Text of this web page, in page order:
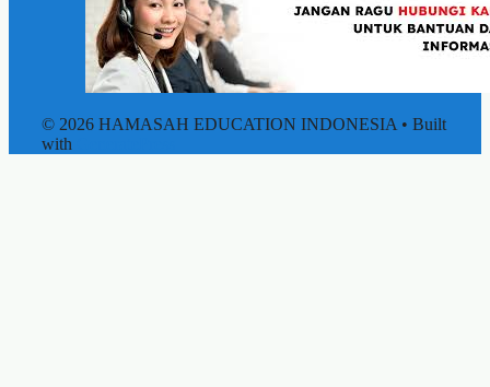
© 2026 HAMASAH EDUCATION INDONESIA • Built
with